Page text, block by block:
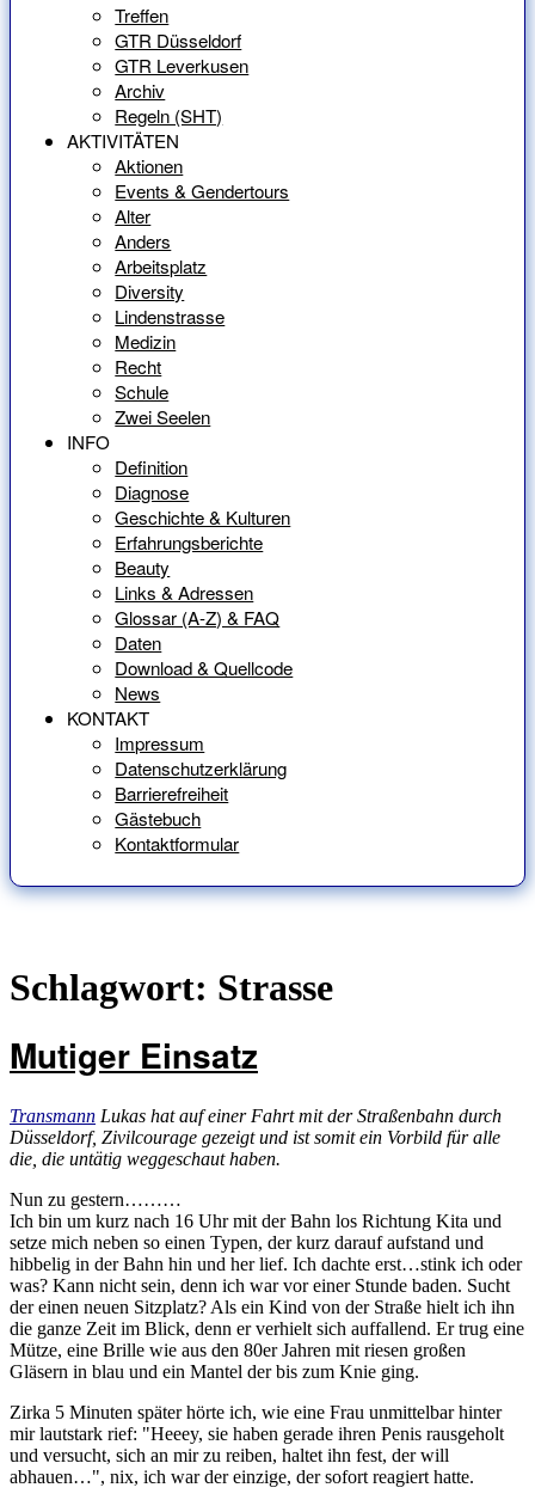
Treffen
GTR Düsseldorf
GTR Leverkusen
Archiv
Regeln (SHT)
AKTIVITÄTEN
Aktionen
Events & Gendertours
Alter
Anders
Arbeitsplatz
Diversity
Lindenstrasse
Medizin
Recht
Schule
Zwei Seelen
INFO
Definition
Diagnose
Geschichte & Kulturen
Erfahrungsberichte
Beauty
Links & Adressen
Glossar (A-Z) & FAQ
Daten
Download & Quellcode
News
KONTAKT
Impressum
Datenschutzerklärung
Barrierefreiheit
Gästebuch
Kontaktformular
Schlagwort: Strasse
Mutiger Einsatz
Transmann Lukas hat auf einer Fahrt mit der Straßenbahn durch
Düsseldorf, Zivilcourage gezeigt und ist somit ein Vorbild für alle
die, die untätig weggeschaut haben.
Nun zu gestern………
Ich bin um kurz nach 16 Uhr mit der Bahn los Richtung Kita und
setze mich neben so einen Typen, der kurz darauf aufstand und
hibbelig in der Bahn hin und her lief. Ich dachte erst…stink ich oder
was? Kann nicht sein, denn ich war vor einer Stunde baden. Sucht
der einen neuen Sitzplatz? Als ein Kind von der Straße hielt ich ihn
die ganze Zeit im Blick, denn er verhielt sich auffallend. Er trug eine
Mütze, eine Brille wie aus den 80er Jahren mit riesen großen
Gläsern in blau und ein Mantel der bis zum Knie ging.
Zirka 5 Minuten später hörte ich, wie eine Frau unmittelbar hinter
mir lautstark rief: "Heeey, sie haben gerade ihren Penis rausgeholt
und versucht, sich an mir zu reiben, haltet ihn fest, der will
abhauen…", nix, ich war der einzige, der sofort reagiert hatte.